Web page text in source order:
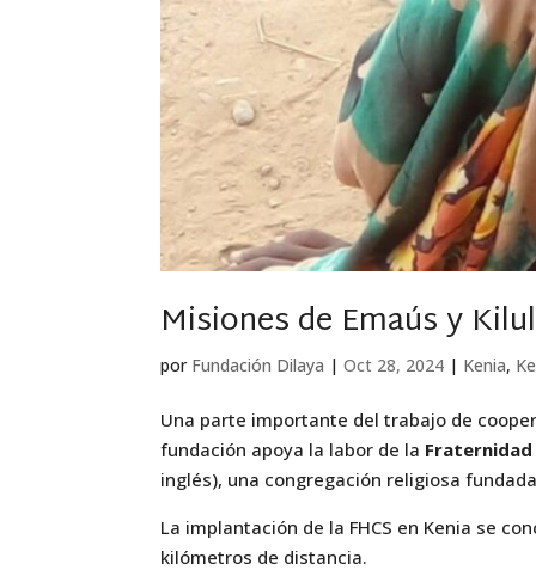
Misiones de Emaús y
por Fundación Dilaya |Oct 28, 2024 | Kenia,
Una parte importante del trabajo de
fundación apoya la labor de la Fraternidad
inglés), una congregación religiosa
La implantación de la FHCS en Kenia se
kilómetros de distancia.